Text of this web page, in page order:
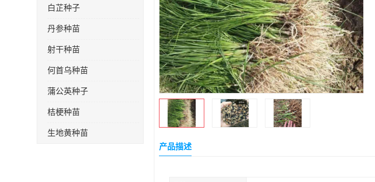
白芷种子
丹参种苗
射干种苗
何首乌种苗
蒲公英种子
桔梗种苗
生地黄种苗
产品描述